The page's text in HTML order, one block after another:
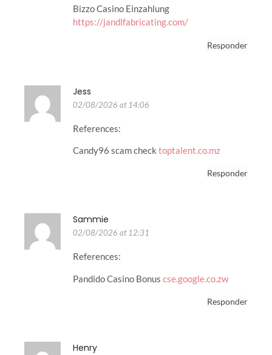
Bizzo Casino Einzahlung
https://jandlfabricating.com/
Responder
Jess
02/08/2026 at 14:06
References:
Candy96 scam check toptalent.co.mz
Responder
Sammie
02/08/2026 at 12:31
References:
Pandido Casino Bonus cse.google.co.zw
Responder
Henry